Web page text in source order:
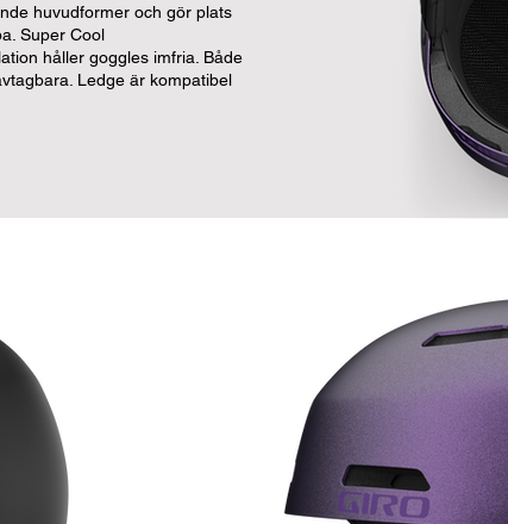
huvudformer och gör plats
Super Cool
håller goggles imfria. Både
Ledge är kompatibel